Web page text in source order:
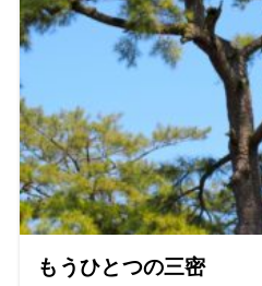
もうひとつの三密